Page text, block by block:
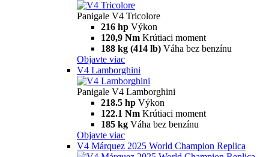
Panigale V4 Tricolore
216 hp Výkon
120,9 Nm Krútiaci moment
188 kg (414 lb) Váha bez benzínu
Objavte viac
V4 Lamborghini
Panigale V4 Lamborghini
218.5 hp Výkon
122.1 Nm Krútiaci moment
185 kg Váha bez benzínu
Objavte viac
V4 Márquez 2025 World Champion Replica